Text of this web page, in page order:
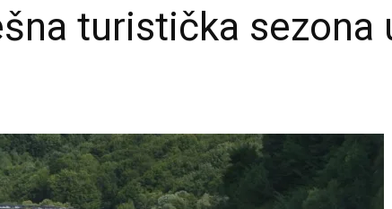
turistička sezona